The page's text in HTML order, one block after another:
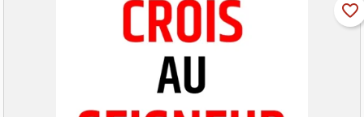
favorite_border